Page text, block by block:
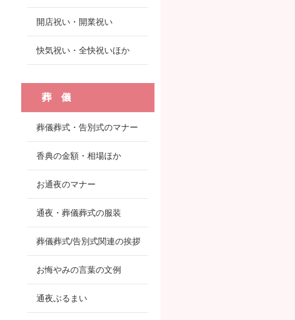
開店祝い・開業祝い
快気祝い・全快祝いほか
葬 儀
葬儀葬式・告別式のマナー
香典の金額・相場ほか
お通夜のマナー
通夜・葬儀葬式の服装
葬儀葬式/告別式関連の挨拶
お悔やみの言葉の文例
通夜ぶるまい